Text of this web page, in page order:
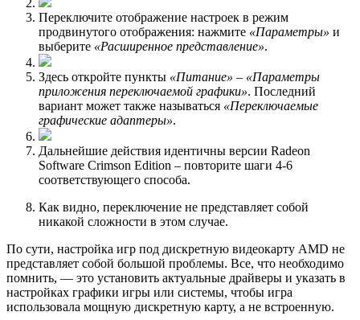
Переключите отображение настроек в режим
продвинутого отображения: нажмите «Параметры» и
выберите «Расширенное представление».
Здесь откройте пункты «Питание» – «Параметры
приложения переключаемой графики». Последний
вариант может также называться «Переключаемые
графические адаптеры».
Дальнейшие действия идентичны версии Radeon
Software Crimson Edition – повторите шаги 4-6
соответствующего способа.
Как видно, переключение не представляет собой
никакой сложности в этом случае.
По сути, настройка игр под дискретную видеокарту AMD не
представляет собой большой проблемы. Все, что необходимо
помнить, — это установить актуальные драйверы и указать в
настройках графики игры или системы, чтобы игра
использовала мощную дискретную карту, а не встроенную.